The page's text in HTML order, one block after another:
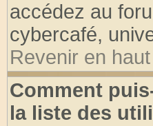
accédez au
cybercafé,
Revenir en haut
Comment
la liste des